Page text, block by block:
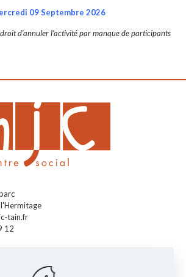
09 Septembre 2026
droit d’annuler l’activité par manque de participants
tain.fr
12